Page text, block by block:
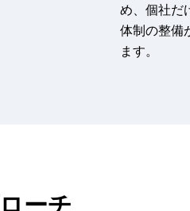
め、個社だ
体制の整備
ます。
ーチ